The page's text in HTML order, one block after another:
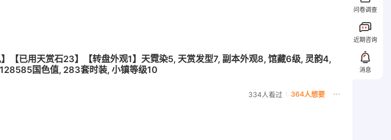
【已用天赏石23】【转盘外观1】天霓染5, 天赏发型7, 副本外观8, 馆藏6级, 灵韵4,
国色值, 283套时装, 小镇等级10
334人看过 364人想要
问卷调查
近期咨询
消息